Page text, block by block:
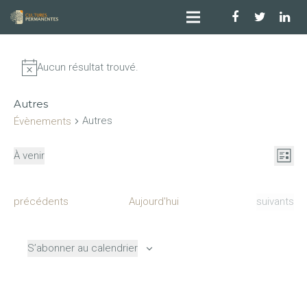
Aucun résultat trouvé.
Autres
Évènements Autres
Liste
À venir
date.
Évènements
précédents Aujourd'hui suivants
S’abonner au calendrier